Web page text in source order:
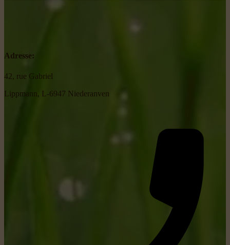
Adresse:
42, rue Gabriel
Lippmann, L-6947 Niederanven